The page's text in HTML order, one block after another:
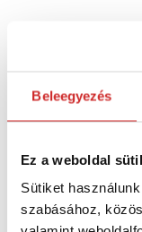
Beleegyezés
Ez a weboldal
Sütiket
szabásához,
TX: 10,
TX20:
Bit 7db 50